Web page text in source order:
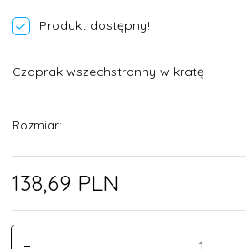
Produkt dostępny!
Czaprak wszechstronny w kratę
Rozmiar:
138,69 PLN